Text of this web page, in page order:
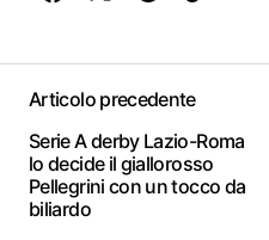
Articolo precedente
Serie A derby Lazio-Roma
lo decide il giallorosso
Pellegrini con un tocco da
biliardo